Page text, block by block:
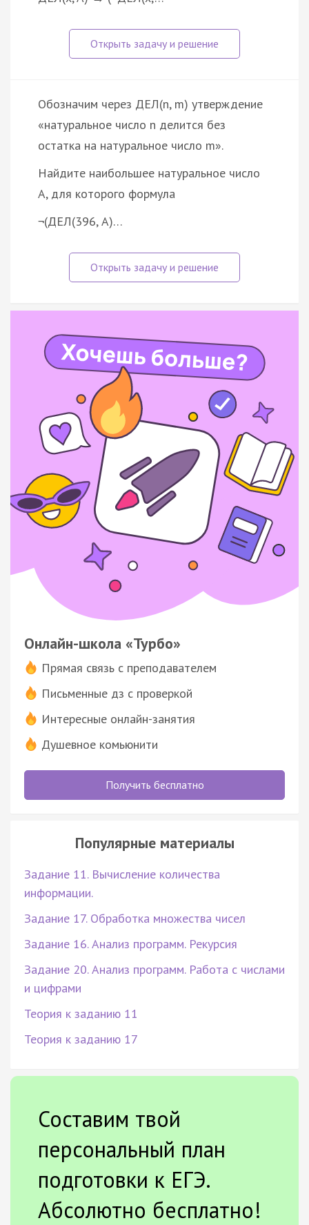
Обозначим через ДЕЛ(n, m) утверждение
«натуральное число n делится без
остатка на натуральное число m».
Найдите наибольшее натуральное число
A, для которого формула
¬(ДЕЛ(396, A)…
Онлайн-школа «Турбо»
Прямая связь с преподавателем
Письменные дз с проверкой
Интересные онлайн-занятия
Душевное комьюнити
Получить бесплатно
Популярные материалы
Задание 11. Вычисление количества
информации.
Задание 17. Обработка множества чисел
Задание 16. Анализ программ. Рекурсия
Задание 20. Анализ программ. Работа с числами
и цифрами
Теория к заданию 11
Теория к заданию 17
Составим твой
персональный план
подготовки к ЕГЭ.
Абсолютно бесплатно!